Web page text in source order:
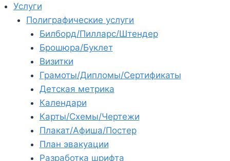
Услуги
Полиграфические услуги
Билборд/Пилларс/Штендер
Брошюра/Буклет
Визитки
Грамоты/Дипломы/Сертификаты
Детская метрика
Календари
Карты/Схемы/Чертежи
Плакат/Афиша/Постер
План эвакуации
Разработка шрифта